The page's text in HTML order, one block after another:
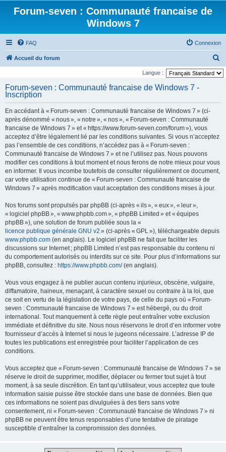
Forum-seven : Communauté francaise de
Windows 7
FAQ Connexion
Accueil du forum
e
Langue :
Forum-seven : Communauté francaise de Windows 7 -
Inscription
En accédant à « Forum-seven : Communauté francaise de Windows 7 » (ci-
après dénommé « nous », « notre », « nos », « Forum-seven : Communauté
francaise de Windows 7 » et « https://www.forum-seven.com/forum »), vous
acceptez d’être légalement lié par les conditions suivantes. Si vous n’acceptez
pas l’ensemble de ces conditions, n’accédez pas à « Forum-seven :
Communauté francaise de Windows 7 » et ne l’utilisez pas. Nous pouvons
modifier ces conditions à tout moment et nous ferons de notre mieux pour vous
en informer. Il vous incombe toutefois de consulter régulièrement ce document,
car votre utilisation continue de « Forum-seven : Communauté francaise de
Windows 7 » après modification vaut acceptation des conditions mises à jour.
Nos forums sont propulsés par phpBB (ci-après « ils », « eux », « leur »,
« logiciel phpBB », « www.phpbb.com », « phpBB Limited » et « équipes
phpBB »), une solution de forum publiée sous la «
licence publique générale GNU v2 » (ci-après « GPL »), téléchargeable depuis
www.phpbb.com (en anglais). Le logiciel phpBB ne fait que faciliter les
discussions sur Internet ; phpBB Limited n’est pas responsable du contenu ni
du comportement autorisés ou interdits sur ce site. Pour plus d’informations sur
phpBB, consultez : https://www.phpbb.com/(en anglais).
Vous vous engagez à ne publier aucun contenu injurieux, obscène, vulgaire,
diffamatoire, haineux, menaçant, à caractère sexuel ou contraire à la loi, que
ce soit en vertu de la législation de votre pays, de celle du pays où « Forum-
seven : Communauté francaise de Windows 7 » est hébergé, ou du droit
international. Tout manquement à cette règle peut entraîner votre exclusion
immédiate et définitive du site. Nous nous réservons le droit d’en informer votre
fournisseur d’accès à Internet si nous le jugeons nécessaire. L’adresse IP de
toutes les publications est enregistrée pour faciliter l’application de ces
conditions.
Vous acceptez que « Forum-seven : Communauté francaise de Windows 7 » se
réserve le droit de supprimer, modifier, déplacer ou fermer tout sujet à tout
moment, à sa seule discrétion. En tant qu’utilisateur, vous acceptez que toute
information saisie puisse être stockée dans une base de données. Bien que
ces informations ne soient pas divulguées à des tiers sans votre
consentement, ni « Forum-seven : Communauté francaise de Windows 7 » ni
phpBB ne peuvent être tenus responsables d’une tentative de piratage
susceptible d’entraîner la compromission des données.